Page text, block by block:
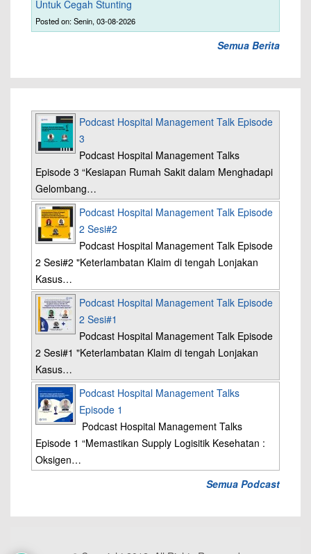
Untuk Cegah Stunting
Posted on: Senin, 03-08-2026
Semua Berita
Podcast Hospital Management Talk Episode
3
Podcast Hospital Management Talks
Episode 3 “Kesiapan Rumah Sakit dalam Menghadapi
Gelombang…
Podcast Hospital Management Talk Episode
2 Sesi#2
Podcast Hospital Management Talk Episode
2 Sesi#2 "Keterlambatan Klaim di tengah Lonjakan
Kasus…
Podcast Hospital Management Talk Episode
2 Sesi#1
Podcast Hospital Management Talk Episode
2 Sesi#1 "Keterlambatan Klaim di tengah Lonjakan
Kasus…
Podcast Hospital Management Talks
Episode 1
Podcast Hospital Management Talks
Episode 1 “Memastikan Supply Logisitik Kesehatan :
Oksigen…
Semua Podcast